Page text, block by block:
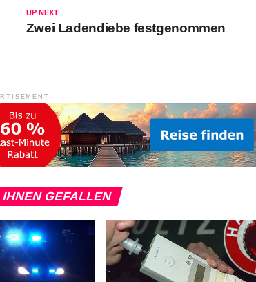
UP NEXT
Zwei Ladendiebe festgenommen
GEFALLEN